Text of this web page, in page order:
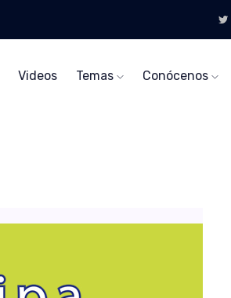
Videos Temas Conócenos